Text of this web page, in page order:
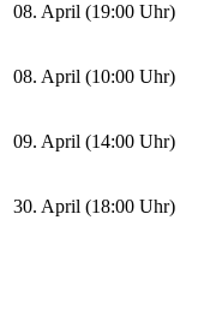
08. April (19:00 Uhr)
08. April (10:00 Uhr)
09. April (14:00 Uhr)
30. April (18:00 Uhr)